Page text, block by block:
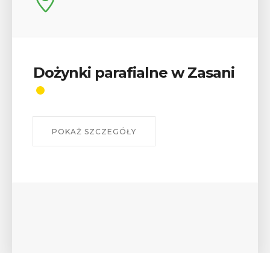
Dożynki parafialne w Zasani
POKAŻ SZCZEGÓŁY